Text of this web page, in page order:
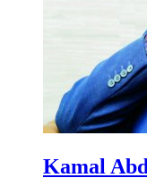
Kamal